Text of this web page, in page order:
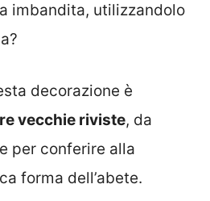
imbandita, utilizzandolo
decorazione è
vecchie riviste, da
per conferire alla
forma dell’abete.